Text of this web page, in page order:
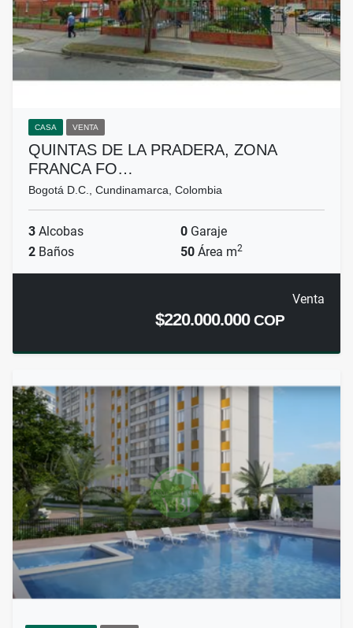
CASA VENTA
QUINTAS DE LA PRADERA, ZONA
FRANCA FO…
Bogotá D.C., Cundinamarca, Colombia
3 Alcobas 0 Garaje
2 Baños 50 Área m2
Venta
$220.000.000COP